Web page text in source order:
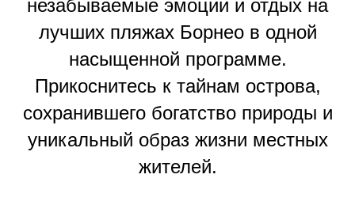
незабываемые эмоции и отдых на
лучших пляжах Борнео в одной
насыщенной программе.
Прикоснитесь к тайнам острова,
сохранившего богатство природы и
уникальный образ жизни местных
жителей.